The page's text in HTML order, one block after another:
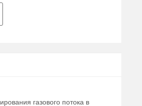
газового потока в